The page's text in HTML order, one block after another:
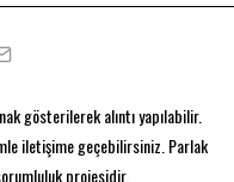
gösterilerek alıntı yapılabilir.
iletişime geçebilirsiniz. Parlak
projesidir.